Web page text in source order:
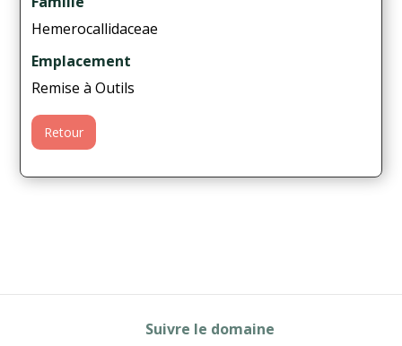
Hemerocallidaceae
Emplacement
Remise à Outils
Retour
Suivre le domaine